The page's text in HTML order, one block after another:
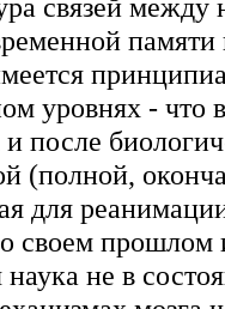
уровнях -
после
(полной,
для
своем
не в